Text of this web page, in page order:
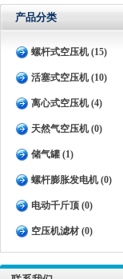
产品分类
螺杆式空压机 (15)
活塞式空压机 (10)
离心式空压机 (4)
天然气空压机 (0)
储气罐 (1)
螺杆膨胀发电机 (0)
电动千斤顶 (0)
空压机滤材 (0)